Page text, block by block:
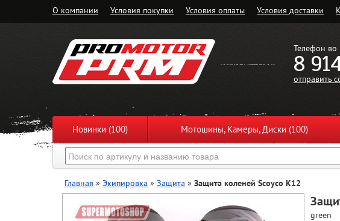
О компании Условия покупки Условия оплаты Условия доставки
Телефон во
8
отправить
Новинки (100) Мотошины, Камеры, Диски (100)
Главная » Экипировка » Защита » Защита коленей Scoyco K12
green